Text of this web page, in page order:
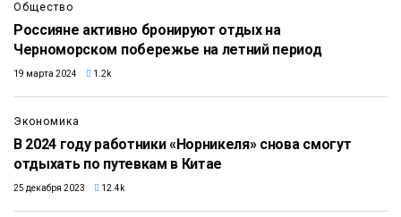
Общество
Россияне активно бронируют отдых на
Черноморском побережье на летний период
19 марта 2024 1.2k
Экономика
В 2024 году работники «Норникеля» снова смогут
отдыхать по путевкам в Китае
25 декабря 2023 12.4k